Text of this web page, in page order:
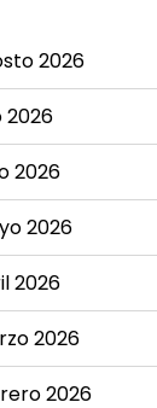
2026
2026
2026
2026
2026
2026
2026